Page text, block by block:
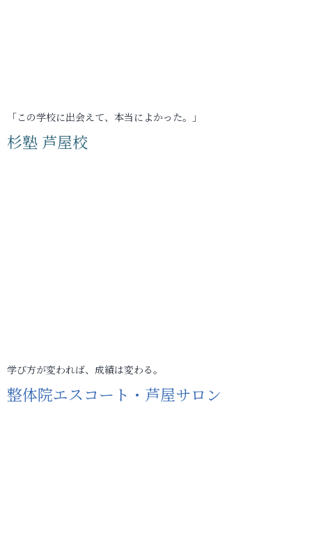
「この学校に出会えて、本当によかった。」
杉塾 芦屋校
学び方が変われば、成績は変わる。
整体院エスコート・芦屋サロン